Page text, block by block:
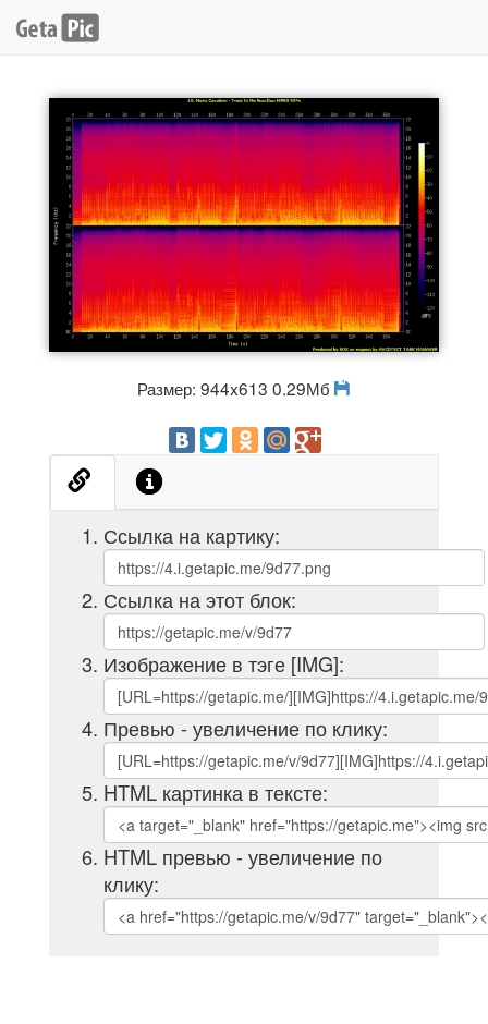
Размер: 944x613 0.29Мб
Ссылка на картику:
Ссылка на этот блок:
Изображение в тэге [IMG]:
Превью - увеличение по клику:
HTML картинка в тексте:
HTML превью - увеличение по
клику: